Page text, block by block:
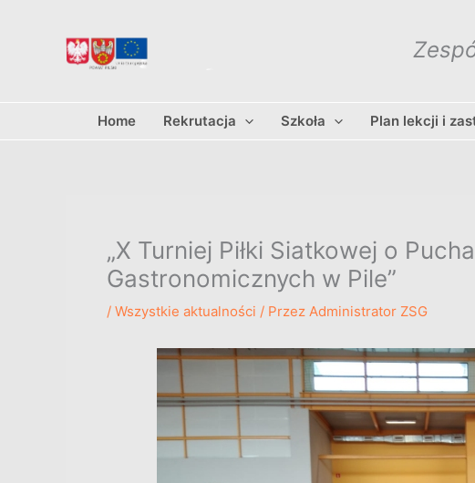
Home Rekrutacja Szkoła Plan lekcji i
„X Turniej Piłki Siatkowej o
Gastronomicznych w Pile”
/ Wszystkie aktualności / Przez Administrator ZSG